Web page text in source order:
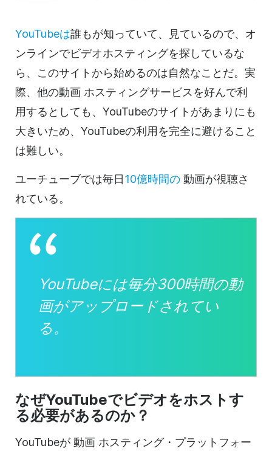
YouTubeは誰もが知っていて、見ているので、オ
ンラインでビデオホスティングを探しているな
ら、このサイトから始めるのは自然なことだ。実
際、他の動画 ホスティングサービスを好んで利
用するとしても、 YouTubeのサイトがあまりにも
大きいため、 YouTubeの利用を完全に避けること
は難しい。
ユーチューブでは毎日10億時間の 動画が視聴さ
れている。
YouTubeには毎分300時間の動
画がアップロードされてい
る。
なぜYouTubeでビデオをホストす
る必要があるのか？
YouTubeが 動画 ホスティング・プラットフォー